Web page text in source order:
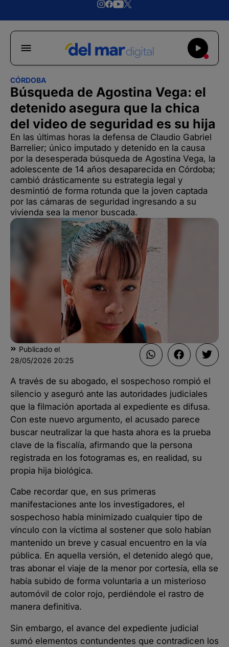
CÓRDOBA
Búsqueda de Agostina Vega: el
detenido asegura que la chica
del video de seguridad es su hija
En las últimas horas la defensa de Claudio Gabriel
Barrelier; único imputado y detenido en la causa
por la desesperada búsqueda de Agostina Vega, la
adolescente de 14 años desaparecida en Córdoba;
cambió drásticamente su estrategia legal y
desmintió de forma rotunda que la joven captada
por las cámaras de seguridad ingresando a su
vivienda sea la menor buscada.
Publicado el
28/05/2026 20:25
A través de su abogado, el sospechoso rompió el
silencio y aseguró ante las autoridades judiciales
que la filmación aportada al expediente es difusa.
Con este nuevo argumento, el acusado parece
buscar neutralizar la que hasta ahora es la prueba
clave de la fiscalía, afirmando que la persona
registrada en los fotogramas es, en realidad, su
propia hija biológica.
Cabe recordar que, en sus primeras
manifestaciones ante los investigadores, el
sospechoso había minimizado cualquier tipo de
vínculo con la víctima al sostener que solo habían
mantenido un breve y casual encuentro en la vía
pública. En aquella versión, el detenido alegó que,
tras abonar el viaje de la menor por cortesía, ella se
había subido de forma voluntaria a un misterioso
automóvil de color rojo, perdiéndole el rastro de
manera definitiva.
Sin embargo, el avance del expediente judicial
sumó elementos contundentes que contradicen los